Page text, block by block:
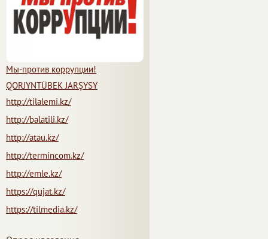
Мы-против коррупции!
QORJYNTÜBEK JARŞYSY
http://tilalemi.kz/
http://balatili.kz/
http://atau.kz/
http://termincom.kz/
http://emle.kz/
https://qujat.kz/
https://tilmedia.kz/